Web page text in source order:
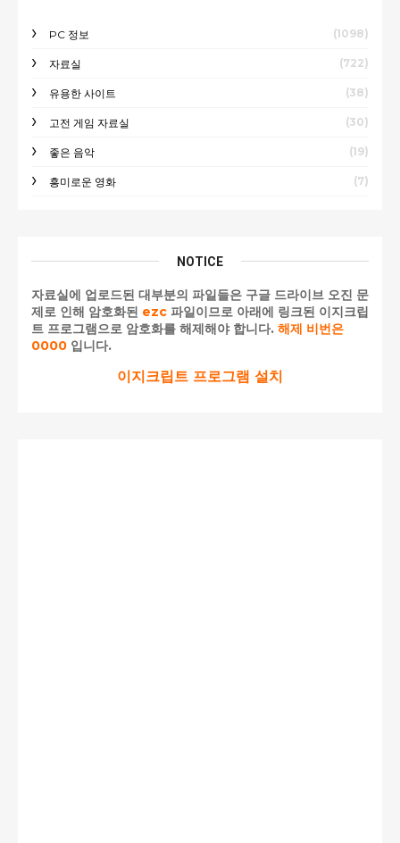
PC 정보 (1098)
자료실 (722)
유용한 사이트 (38)
고전 게임 자료실 (30)
좋은 음악 (19)
흥미로운 영화 (7)
NOTICE
자료실에 업로드된 대부분의 파일들은 구글 드라이브 오진 문
제로 인해 암호화된 ezc 파일이므로 아래에 링크된 이지크립
트 프로그램으로 암호화를 해제해야 합니다. 해제 비번은
0000 입니다.
이지크립트 프로그램 설치